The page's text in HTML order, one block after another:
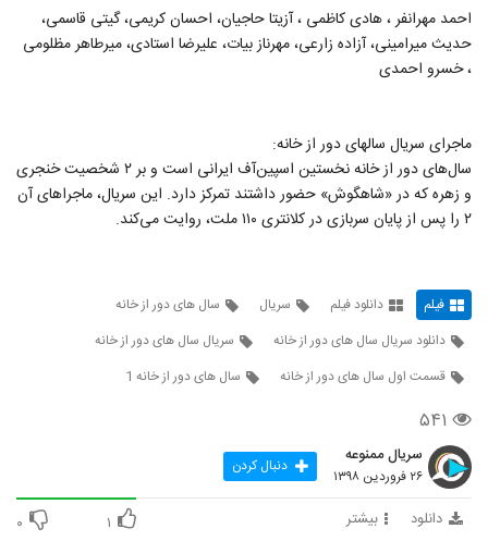
احمد مهرانفر ، هادی کاظمی ، آزیتا حاجیان، احسان کریمی، گیتی قاسمی،
حدیث میرامینی، آزاده زارعی، مهرناز بیات، علیرضا استادی، میرطاهر مظلومی
، خسرو احمدی
ماجرای سریال سالهای دور از خانه:
سال‌های دور از خانه نخستین اسپین‌آف‌ ایرانی است و بر ۲ شخصیت خنجری
و زهره که در «شاهگوش» حضور داشتند تمرکز دارد. این سریال، ماجراهای آن
۲ را پس از پایان سربازی در کلانتری ۱۱۰ ملت، روایت می‌کند.
فیلم دانلود فیلم سریال
سال های دور از خانه
دانلود سریال سال های دور از خانه
سریال سال های دور از خانه
قسمت اول سال های دور از خانه
سال های دور از خانه 1
۵۴۱
سریال ممنوعه
۲۶ فروردین ۱۳۹۸ دنبال کردن
دانلود بیشتر ۱ ۰